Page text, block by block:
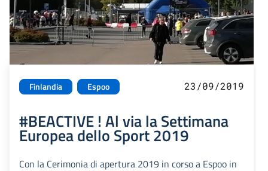
Finlandia Espoo 23/09/2019
#BEACTIVE ! Al via la Settimana
Europea dello Sport 2019
Con la Cerimonia di apertura 2019 in corso a Espoo in